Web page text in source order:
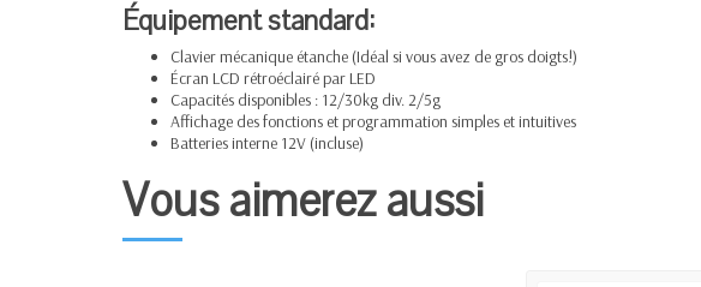
Équipement standard:
Clavier mécanique étanche (Idéal si vous avez de gros doigts!)
Écran LCD rétroéclairé par LED
Capacités disponibles : 12/30kg div. 2/5g
Affichage des fonctions et programmation simples et intuitives
Batteries interne 12V (incluse)
Vous aimerez aussi